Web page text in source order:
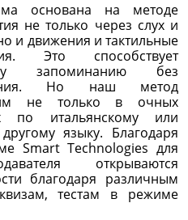
основана на методе
не только через слух и
и движения и тактильные
Это способствует
запоминанию без
Но наш метод
не только в очных
по итальянскому или
языку. Благодаря
Smart Technologies для
открываются
благодаря различным
тестам в режиме